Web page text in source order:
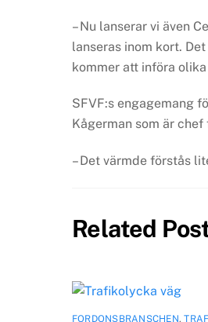
– Nu lanserar vi även
lanseras inom kort.
kommer att införa
SFVF:s engagemang
Kågerman som är
– Det värmde förstås
Related
FORDONSBRANSCHEN,